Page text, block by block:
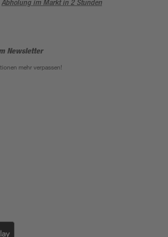
Abholung im Markt in 2 Stunden
Newsletter
mehr verpassen!